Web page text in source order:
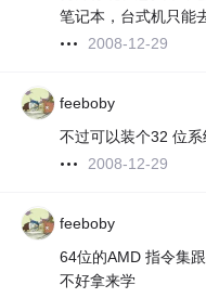
笔记本，台式机只能
2008-12-29
feeboby
不过可以装个32 位
2008-12-29
feeboby
64位的AMD 指令集
不好拿来学